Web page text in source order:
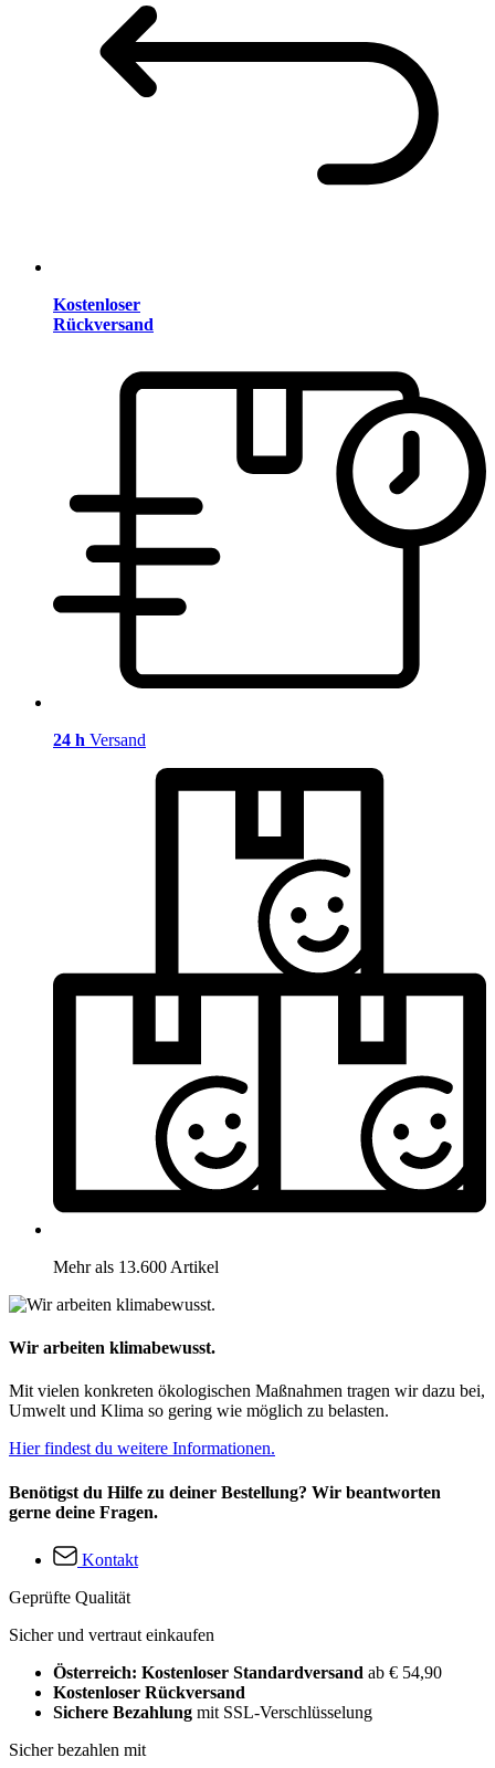
Kostenloser
Rückversand
24 h Versand
Mehr als 13.600 Artikel
Wir arbeiten klimabewusst.
Mit vielen konkreten ökologischen Maßnahmen tragen wir dazu bei,
Umwelt und Klima so gering wie möglich zu belasten.
Hier findest du weitere Informationen.
Benötigst du Hilfe zu deiner Bestellung? Wir beantworten
gerne deine Fragen.
Kontakt
Geprüfte Qualität
Sicher und vertraut einkaufen
Österreich: Kostenloser Standardversand ab € 54,90
Kostenloser Rückversand
Sichere Bezahlung mit SSL-Verschlüsselung
Sicher bezahlen mit